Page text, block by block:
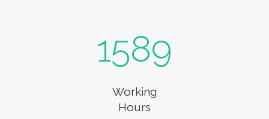
1589
Working
Hours